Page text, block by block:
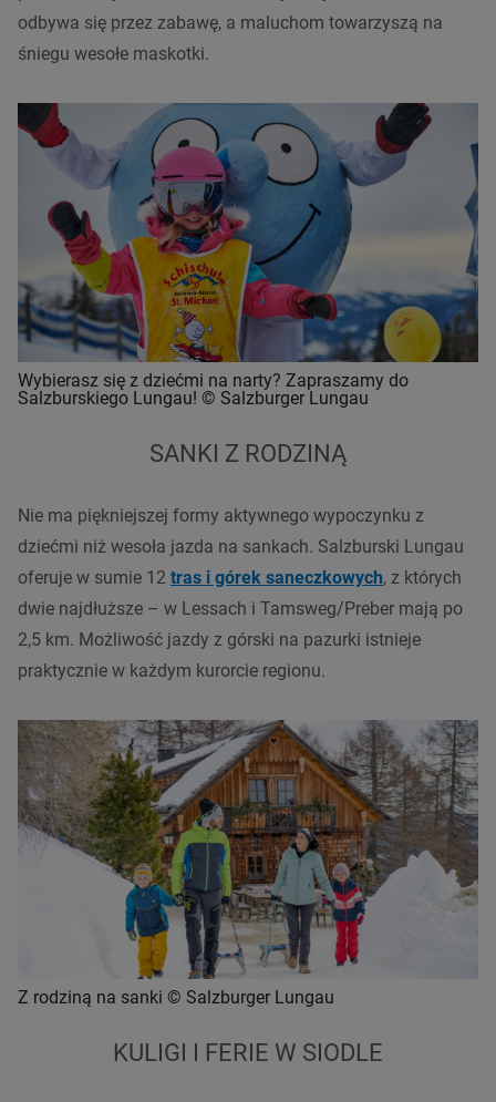
odbywa się przez zabawę, a maluchom towarzyszą na
śniegu wesołe maskotki.
Wybierasz się z dziećmi na narty? Zapraszamy do
Salzburskiego Lungau! © Salzburger Lungau
SANKI Z RODZINĄ
Nie ma piękniejszej formy aktywnego wypoczynku z
dziećmi niż wesoła jazda na sankach. Salzburski Lungau
oferuje w sumie 12 tras i górek saneczkowych, z których
dwie najdłuższe – w Lessach i Tamsweg/Preber mają po
2,5 km. Możliwość jazdy z górski na pazurki istnieje
praktycznie w każdym kurorcie regionu.
Z rodziną na sanki © Salzburger Lungau
KULIGI I FERIE W SIODLE